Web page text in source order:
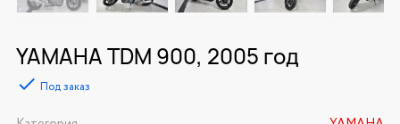
YAMAHA TDM 900, 2005 год
Под заказ